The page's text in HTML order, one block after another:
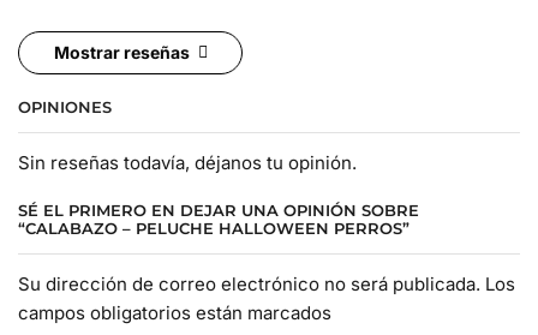
Mostrar reseñas
OPINIONES
Sin reseñas todavía, déjanos tu opinión.
SÉ EL PRIMERO EN DEJAR UNA OPINIÓN SOBRE
“CALABAZO – PELUCHE HALLOWEEN PERROS”
Su dirección de correo electrónico no será publicada. Los
campos obligatorios están marcados